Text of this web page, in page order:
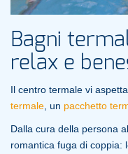
Bagni
relax e
Il centro termale vi
termale , un pacchetto
Dalla cura della persona
romantica fuga di coppia: